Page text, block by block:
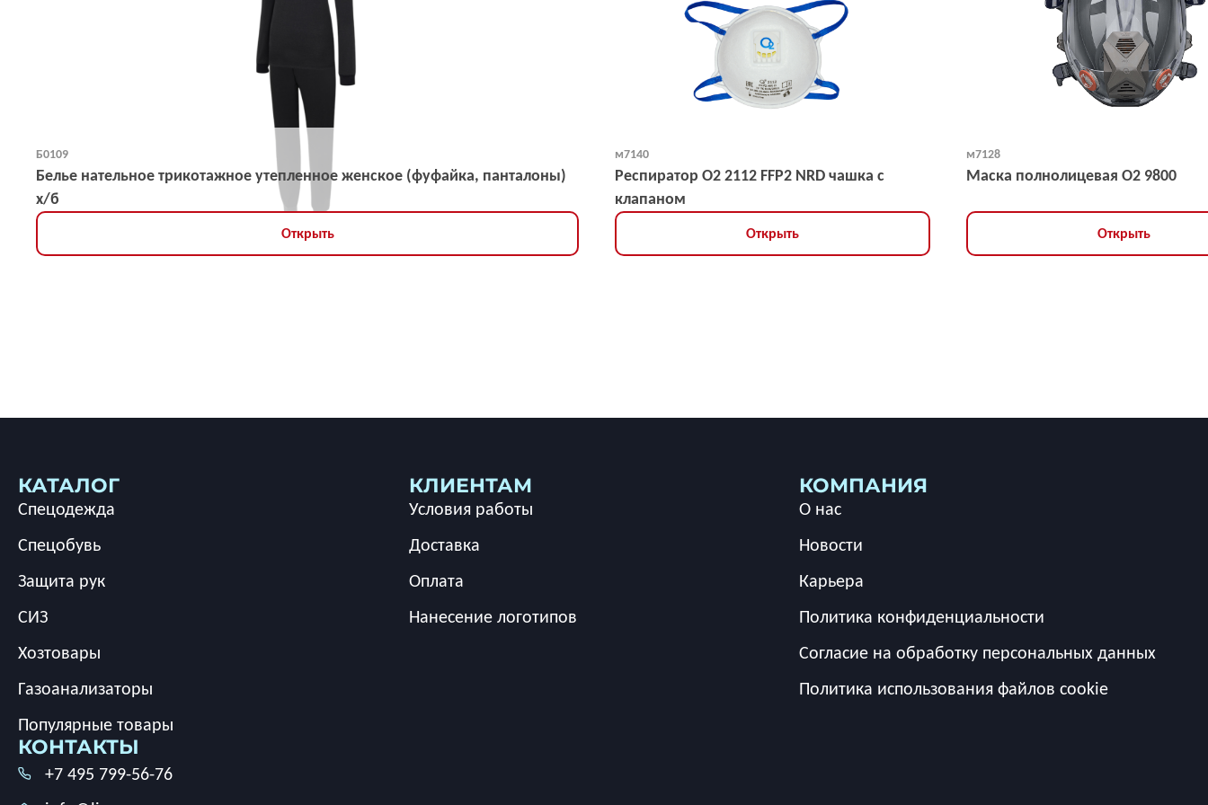
Б0109
Белье нательное трикотажное утепленное женское (фуфайка, панталоны)
х/б
Открыть
м7140
Респиратор О2 2112 FFP2 NRD чашка с
клапаном
Открыть
м7128
Маска полнолицевая O2 9800
Открыть
КАТАЛОГ
Спецодежда
Спецобувь
Защита рук
СИЗ
Хозтовары
Газоанализаторы
Популярные товары
КЛИЕНТАМ
Условия работы
Доставка
Оплата
Нанесение логотипов
КОМПАНИЯ
О нас
Новости
Карьера
Политика конфиденциальности
Согласие на обработку персональных данных
Политика использования файлов cookie
КОНТАКТЫ
+7 495 799-56-76